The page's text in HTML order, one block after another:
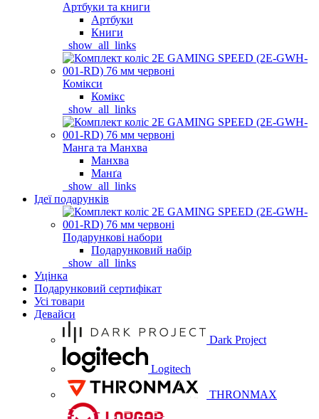
Артбуки та книги
Артбуки
Книги
_show_all_links
Комікси
Комікс
_show_all_links
Манга та Манхва
Манхва
Манґа
_show_all_links
Ідеї подарунків
Подарункові набори
Подарунковий набір
_show_all_links
Уцінка
Подарунковий сертифікат
Усі товари
Девайси
Dark Project
Logitech
THRONMAX